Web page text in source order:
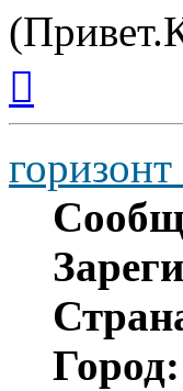
началу
Город: